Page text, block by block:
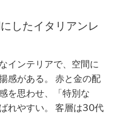
したイタリアンレ
インテリアで、空間に
感がある。 赤と金の配
を思わせ、「特別な
れやすい。 客層は30代